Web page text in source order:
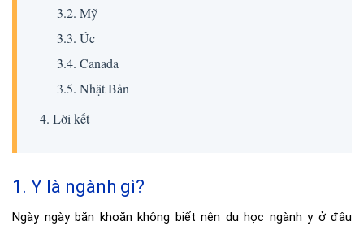
3.2. Mỹ
3.3. Úc
3.4. Canada
3.5. Nhật Bản
4. Lời kết
1. Y là ngành gì?
Ngày ngày băn khoăn không biết nên du học ngành y ở đâu